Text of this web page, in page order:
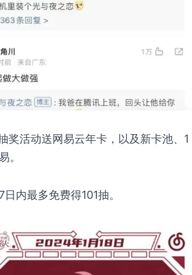
奖活动送网易云年卡，以及新卡池、1
。
内最多免费得101抽。